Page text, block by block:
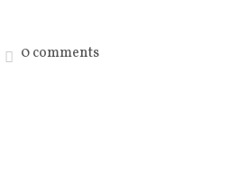
0 comments